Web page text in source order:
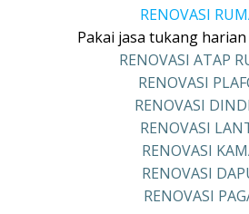
RENOVASI
Pakai jasa tukang
RENOVASI ATAP
RENOVASI
RENOVASI
RENOVASI
RENOVASI
RENOVASI
RENOVASI